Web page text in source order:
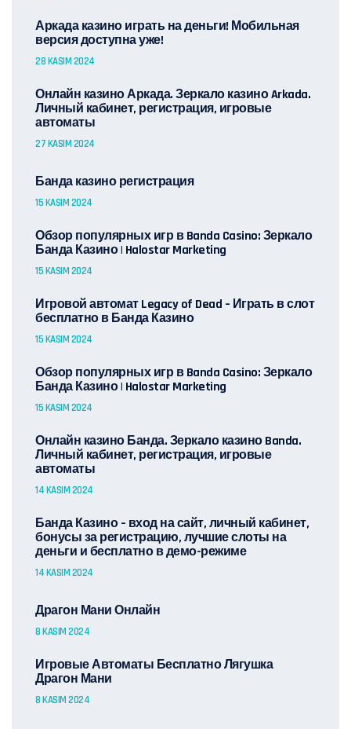
Аркада казино играть на деньги! Мобильная
версия доступна уже!
28 KASIM 2024
Онлайн казино Аркада. Зеркало казино Arkada.
Личный кабинет, регистрация, игровые
автоматы
27 KASIM 2024
Банда казино регистрация
15 KASIM 2024
Обзор популярных игр в Banda Casino: Зеркало
Банда Казино | Halostar Marketing
15 KASIM 2024
Игровой автомат Legacy of Dead – Играть в слот
бесплатно в Банда Казино
15 KASIM 2024
Обзор популярных игр в Banda Casino: Зеркало
Банда Казино | Halostar Marketing
15 KASIM 2024
Онлайн казино Банда. Зеркало казино Banda.
Личный кабинет, регистрация, игровые
автоматы
14 KASIM 2024
Банда Казино – вход на сайт, личный кабинет,
бонусы за регистрацию, лучшие слоты на
деньги и бесплатно в демо-режиме
14 KASIM 2024
Драгон Мани Онлайн
8 KASIM 2024
Игровые Автоматы Бесплатно Лягушка
Драгон Мани
8 KASIM 2024